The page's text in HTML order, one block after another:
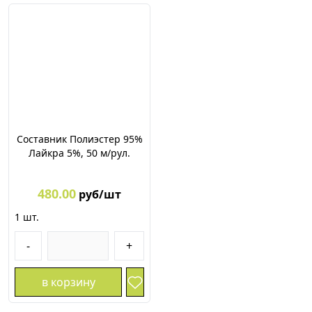
Составник Полиэстер 95%
Лайкра 5%, 50 м/рул.
480.00 руб/шт
1 шт.
- +
в корзину